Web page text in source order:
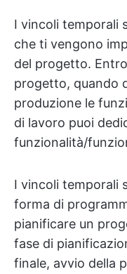
I vincoli temporali
che ti vengono
del progetto.
progetto, quando
produzione le
di lavoro puoi
funzionalità/
I vincoli temporali
forma di
pianificare un
fase di
finale, avvio della